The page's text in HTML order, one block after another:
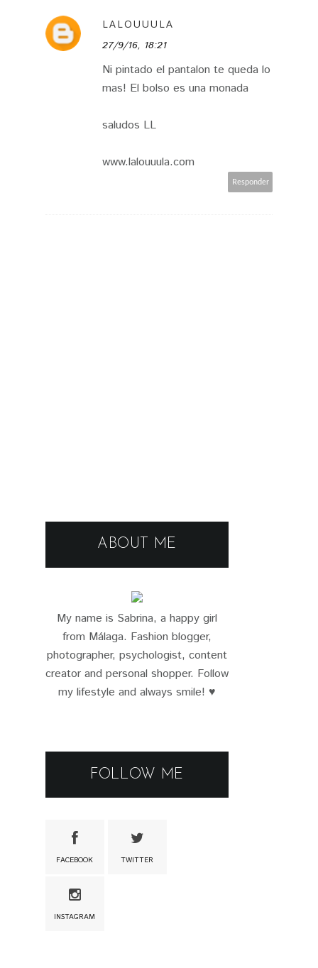
LALOUUULA
27/9/16, 18:21
Ni pintado el pantalon te queda lo
mas! El bolso es una monada
saludos LL
www.lalouuula.com
Responder
ABOUT ME
My name is Sabrina, a happy girl
from Málaga. Fashion blogger,
photographer, psychologist, content
creator and personal shopper. Follow
my lifestyle and always smile! ♥
FOLLOW ME
FACEBOOK TWITTER
INSTAGRAM